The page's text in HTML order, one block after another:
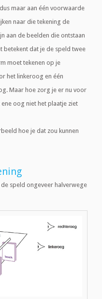
maar aan één voorwaarde
naar die tekening de
aan de beelden die ontstaan
betekent dat je de speld twee
moet tekenen op je
het linkeroog en één
Maar hoe zorg je er nu voor
oog niet het plaatje ziet
hoe je dat zou kunnen
speld ongeveer halverwege